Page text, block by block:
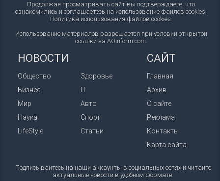
Продолжая просматривать сайт вы подтверждаете, что
ознакомились и соглашаетесь на использование файлов cookies.
Политика использования файлов cookies.
Использование материалов разрешается при условии открытой
ссылки на AOinform.com.
НОВОСТИ
Общество
Бизнес
Мир
Наука
LifeStyle
Здоровье
IT
Авто
Спорт
Статьи
САЙТ
Главная
Архив
О сайте
Реклама
Контакты
Карта сайта
Подписывайтесь на наши аккаунты в социальных сетях и читайте
актуальные новости в удобном формате.